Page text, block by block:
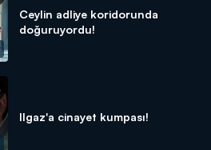
Ceylin adliye koridorunda
doğuruyordu!
Ilgaz'a cinayet kumpası!